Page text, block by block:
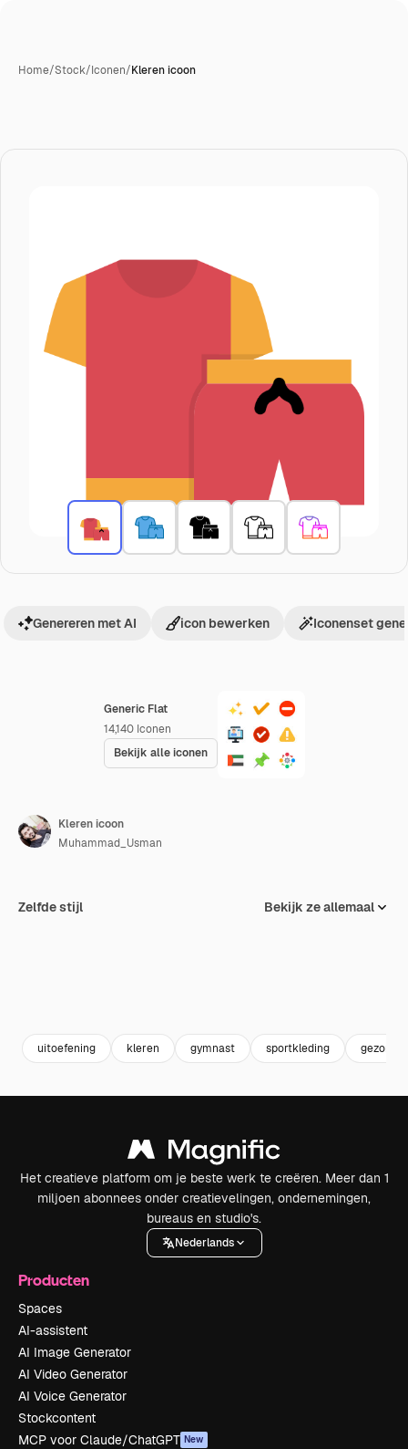
Home/Stock/Iconen/Kleren icoon
Generic Flat
14,140 Iconen
Bekijk alle iconen
Genereren met AI icon bewerken Iconenset
Kleren icoon
Muhammad_Usman
Zelfde stijl Bekijk ze allemaal
uitoefening kleren gymnast sportkleding
Het creatieve platform om je beste werk te creëren. Meer dan 1
miljoen abonnees onder creatievelingen, ondernemingen,
bureaus en studio's.
Nederlands
Producten
Spaces
AI-assistent
AI Image Generator
AI Video Generator
AI Voice Generator
Stockcontent
MCP voor Claude/ChatGPT New